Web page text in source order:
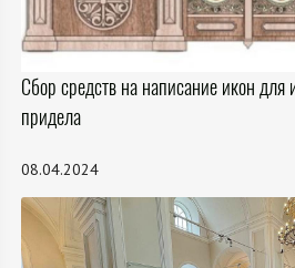
Сбор средств на написание икон для
придела
08.04.2024